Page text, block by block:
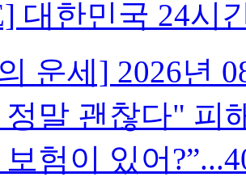
대한민국 24시
운세] 2026년
말 괜찮다" 피
험이 있어